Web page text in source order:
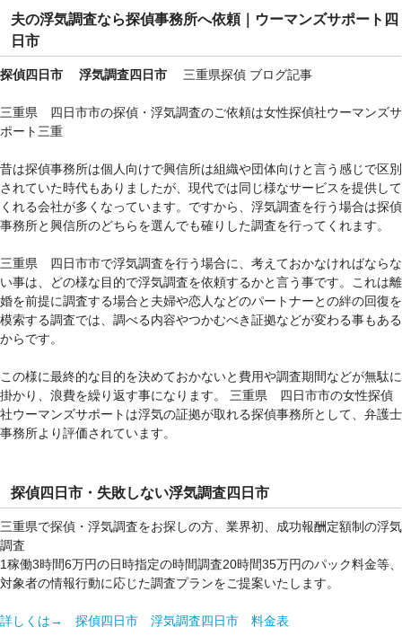
夫の浮気調査なら探偵事務所へ依頼｜ウーマンズサポート四
日市
探偵四日市 浮気調査四日市 三重県探偵 ブログ記事
三重県 四日市市の探偵・浮気調査のご依頼は女性探偵社ウーマンズサ
ポート三重
昔は探偵事務所は個人向けで興信所は組織や団体向けと言う感じで区別
されていた時代もありましたが、現代では同じ様なサービスを提供して
くれる会社が多くなっています。ですから、浮気調査を行う場合は探偵
事務所と興信所のどちらを選んでも確りした調査を行ってくれます。
三重県 四日市市で浮気調査を行う場合に、考えておかなければならな
い事は、どの様な目的で浮気調査を依頼するかと言う事です。これは離
婚を前提に調査する場合と夫婦や恋人などのパートナーとの絆の回復を
模索する調査では、調べる内容やつかむべき証拠などが変わる事もある
からです。
この様に最終的な目的を決めておかないと費用や調査期間などが無駄に
掛かり、浪費を繰り返す事になります。 三重県 四日市市の女性探偵
社ウーマンズサポートは浮気の証拠が取れる探偵事務所として、弁護士
事務所より評価されています。
探偵四日市・失敗しない浮気調査四日市
三重県で探偵・浮気調査をお探しの方、業界初、成功報酬定額制の浮気
調査
1稼働3時間6万円の日時指定の時間調査20時間35万円のパック料金等、
対象者の情報行動に応じた調査プランをご提案いたします。
詳しくは→ 探偵四日市 浮気調査四日市 料金表